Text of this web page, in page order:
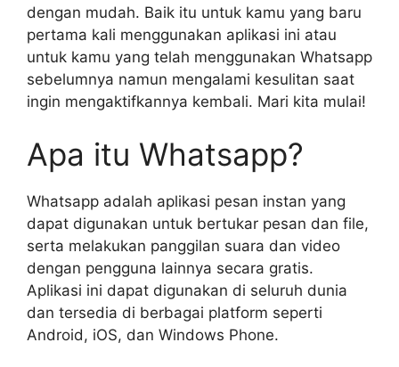
dengan mudah. Baik itu untuk kamu yang baru
pertama kali menggunakan aplikasi ini atau
untuk kamu yang telah menggunakan Whatsapp
sebelumnya namun mengalami kesulitan saat
ingin mengaktifkannya kembali. Mari kita mulai!
Apa itu Whatsapp?
Whatsapp adalah aplikasi pesan instan yang
dapat digunakan untuk bertukar pesan dan file,
serta melakukan panggilan suara dan video
dengan pengguna lainnya secara gratis.
Aplikasi ini dapat digunakan di seluruh dunia
dan tersedia di berbagai platform seperti
Android, iOS, dan Windows Phone.